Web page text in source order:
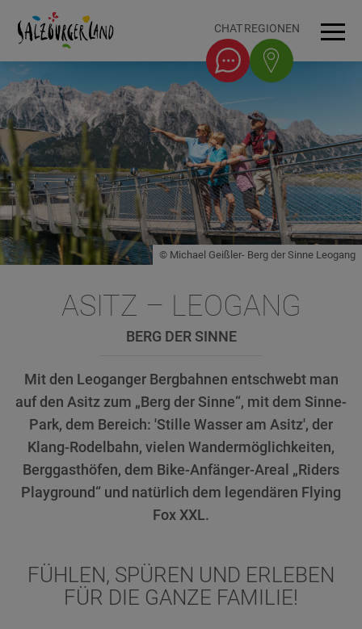
Zum InhaltAccesskey
[0]
Zur NavigationAccesskey
[1]
Zum Seitenanfang
Zum Fuß-BereichAccesskey
[3] CHAT REGIONEN
© Michael Geißler- Berg der Sinne Leogang
ASITZ – LEOGANG
BERG DER SINNE
Mit den Leoganger Bergbahnen entschwebt man
auf den Asitz zum „Berg der Sinne“, mit dem Sinne-
Park, dem Bereich: 'Stille Wasser am Asitz', der
Klang-Rodelbahn, vielen Wandermöglichkeiten,
Berggasthöfen, dem Bike-Anfänger-Areal „Riders
Playground“ und natürlich dem legendären Flying
Fox XXL.
FÜHLEN, SPÜREN UND ERLEBEN
FÜR DIE GANZE FAMILIE!